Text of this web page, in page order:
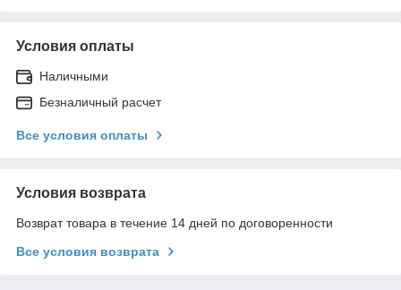
Условия оплаты
Наличными
Безналичный расчет
Все условия оплаты
Условия возврата
Возврат товара в течение 14 дней по договоренности
Все условия возврата